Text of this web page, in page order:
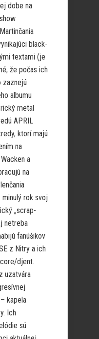
dobe na
black-
textami (je
že počas ich
zaznejú
albumu
metal
APRIL
ktorí majú
na
a
na
minulý rok svoj
„scrap-
netreba
fanúšikov
z Nitry a ich
djent.
uzatvára
kapela
Ich
sú